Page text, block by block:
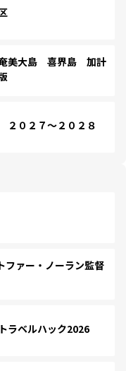
美大島 喜界島 加計
０２７～２０２８
ァー・ノーラン監督
ラベルハック2026